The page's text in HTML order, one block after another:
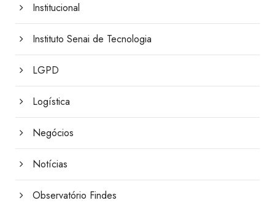
Institucional
Instituto Senai de Tecnologia
LGPD
Logística
Negócios
Notícias
Observatório Findes